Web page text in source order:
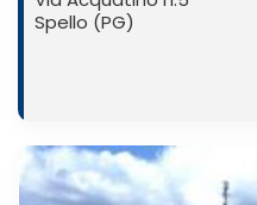
Spello (PG)